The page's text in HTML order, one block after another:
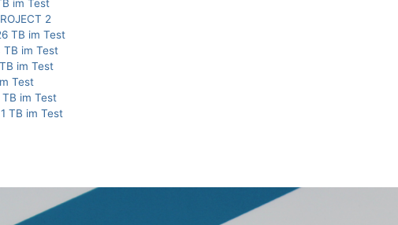
im Test
2
TB im Test
TB im Test
im Test
Test
im Test
TB im Test